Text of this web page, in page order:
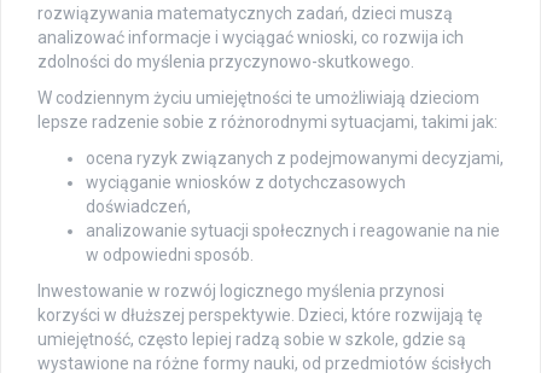
rozwiązywania matematycznych zadań, dzieci muszą
analizować informacje i wyciągać wnioski, co rozwija ich
zdolności do myślenia przyczynowo-skutkowego.
W codziennym życiu umiejętności te umożliwiają dzieciom
lepsze radzenie sobie z różnorodnymi sytuacjami, takimi jak:
ocena ryzyk związanych z podejmowanymi decyzjami,
wyciąganie wniosków z dotychczasowych
doświadczeń,
analizowanie sytuacji społecznych i reagowanie na nie
w odpowiedni sposób.
Inwestowanie w rozwój logicznego myślenia przynosi
korzyści w dłuższej perspektywie. Dzieci, które rozwijają tę
umiejętność, często lepiej radzą sobie w szkole, gdzie są
wystawione na różne formy nauki, od przedmiotów ścisłych